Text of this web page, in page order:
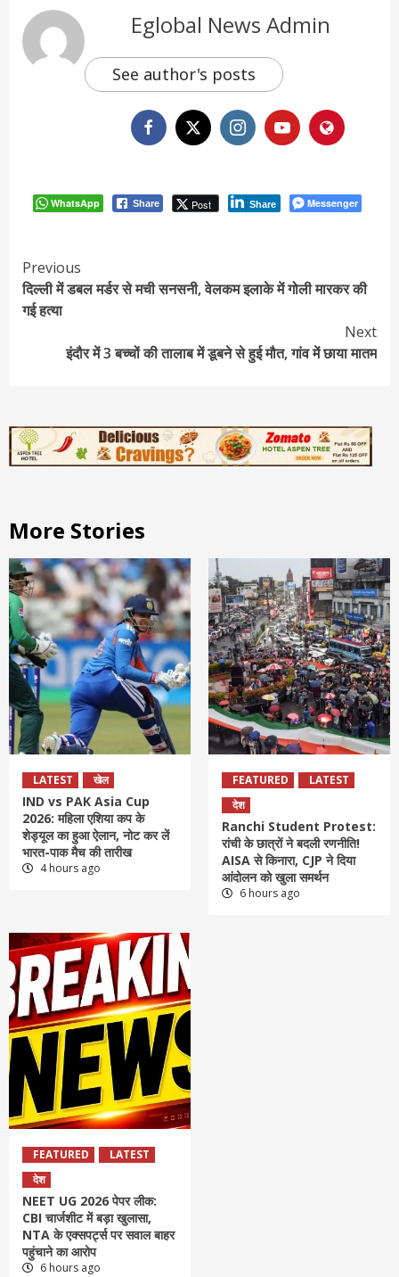
Eglobal News Admin
See author's posts
WhatsApp Share Post Share Messenger
Continue
Reading
Previous
दिल्ली में डबल मर्डर से मची सनसनी, वेलकम इलाके में गोली मारकर की
गई हत्‍या
Next
इंदौर में 3 बच्चों की तालाब में डूबने से हुई मौत, गांव में छाया मातम
More Stories
LATEST खेल
IND vs PAK Asia Cup
2026: महिला एशिया कप के
शेड्यूल का हुआ ऐलान, नोट कर लें
भारत-पाक मैच की तारीख
4 hours ago
FEATURED
LATEST
देश
Ranchi Student Protest:
रांची के छात्रों ने बदली रणनीति!
AISA से किनारा, CJP ने दिया
आंदोलन को खुला समर्थन
6 hours ago
FEATURED
LATEST
देश
NEET UG 2026 पेपर लीक:
CBI चार्जशीट में बड़ा खुलासा,
NTA के एक्सपर्ट्स पर सवाल बाहर
पहुंचाने का आरोप
6 hours ago